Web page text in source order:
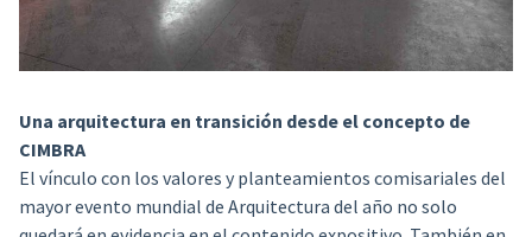
Una arquitectura en transición desde el concepto de
CIMBRA
El vínculo con los valores y planteamientos comisariales del
mayor evento mundial de Arquitectura del año no solo